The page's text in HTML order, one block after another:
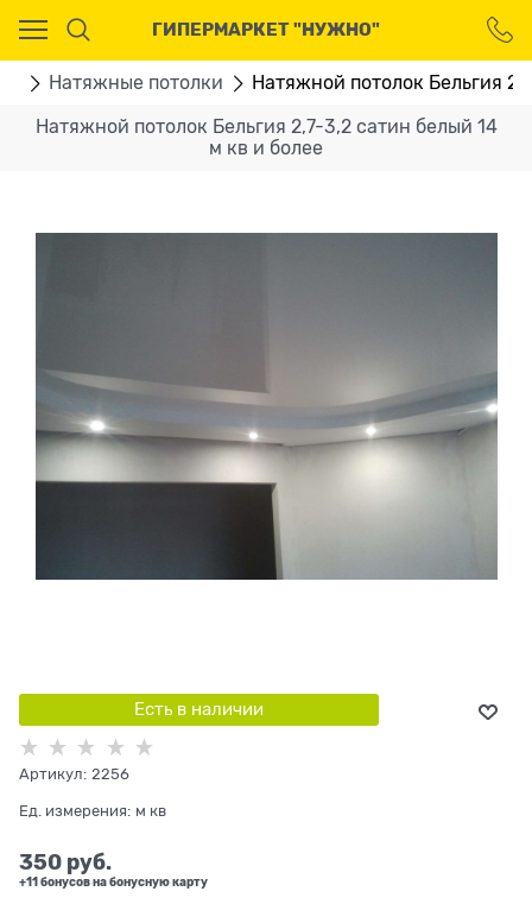
ГИПЕРМАРКЕТ "НУЖНО"
Натяжные потолки Натяжной потолок Бельгия
Натяжной потолок Бельгия 2,7-3,2 сатин белый 14
м кв и более
Есть в наличии
Артикул: 2256
Ед. измерения: м кв
350 руб.
+11 бонусов на бонусную карту
Ваш город - Москва,
угадали?
ДА НЕТ